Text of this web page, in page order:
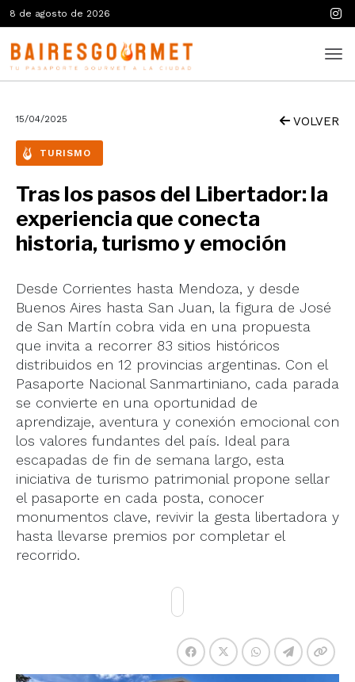
8 de agosto de 2026
15/04/2025 VOLVER
TURISMO
Tras los pasos del Libertador: la
experiencia que conecta
historia, turismo y emoción
Desde Corrientes hasta Mendoza, y desde
Buenos Aires hasta San Juan, la figura de José
de San Martín cobra vida en una propuesta
que invita a recorrer 83 sitios históricos
distribuidos en 12 provincias argentinas. Con el
Pasaporte Nacional Sanmartiniano, cada parada
se convierte en una oportunidad de
aprendizaje, aventura y conexión emocional con
los valores fundantes del país. Ideal para
escapadas de fin de semana largo, esta
iniciativa de turismo patrimonial propone sellar
el pasaporte en cada posta, conocer
monumentos clave, revivir la gesta libertadora y
hasta llevarse premios por completar el
recorrido.